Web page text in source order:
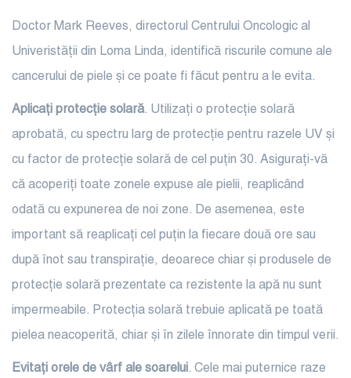
Doctor Mark Reeves, directorul Centrului Oncologic al
Univeristății din Loma Linda, identifică riscurile comune ale
cancerului de piele și ce poate fi făcut pentru a le evita.
Aplicați protecție solară. Utilizați o protecție solară
aprobată, cu spectru larg de protecție pentru razele UV și
cu factor de protecție solară de cel puțin 30. Asigurați-vă
că acoperiți toate zonele expuse ale pielii, reaplicând
odată cu expunerea de noi zone. De asemenea, este
important să reaplicați cel puțin la fiecare două ore sau
după înot sau transpirație, deoarece chiar și produsele de
protecție solară prezentate ca rezistente la apă nu sunt
impermeabile. Protecția solară trebuie aplicată pe toată
pielea neacoperită, chiar și în zilele înnorate din timpul verii.
Evitați orele de vârf ale soarelui . Cele mai puternice raze